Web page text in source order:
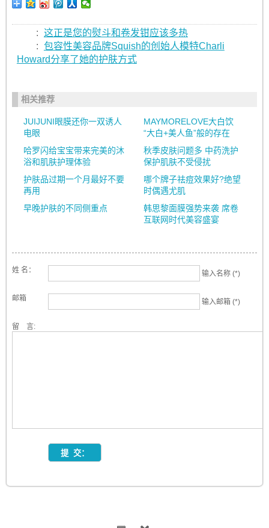
: 这正是您的熨斗和卷发钳应该多热
: 包容性美容品牌Squish的创始人模特Charli
Howard分享了她的护肤方式
相关推荐
JUIJUNI眼膜还你一双诱人
电眼
MAYMORELOVE大白饮
“大白+美人鱼”般的存在
哈罗闪给宝宝带来完美的沐
浴和肌肤护理体验
秋季皮肤问题多 中药洗护
保护肌肤不受侵扰
护肤品过期一个月最好不要
再用
哪个牌子祛痘效果好?绝望
时偶遇尤肌
早晚护肤的不同侧重点
韩思黎面膜强势来袭 席卷
互联网时代美容盛宴
姓 名： 输入名称 (*)
邮箱 输入邮箱 (*)
留 言: